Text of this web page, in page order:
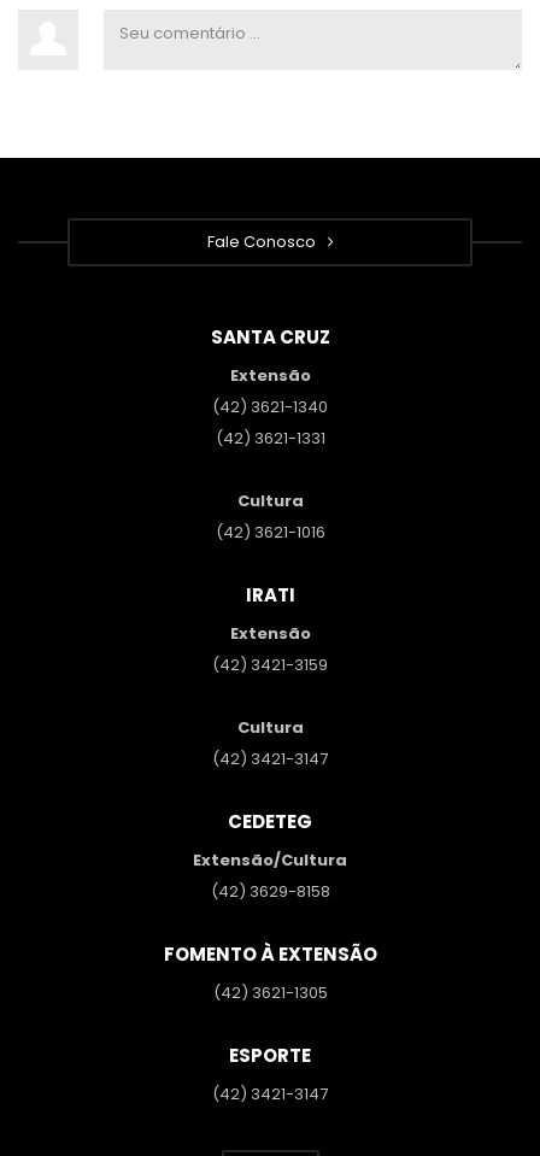
Fale Conosco
SANTA CRUZ
Extensão
(42) 3621-1340
(42) 3621-1331
Cultura
(42) 3621-1016
IRATI
Extensão
(42) 3421-3159
Cultura
(42) 3421-3147
CEDETEG
Extensão/Cultura
(42) 3629-8158
FOMENTO À EXTENSÃO
(42) 3621-1305
ESPORTE
(42) 3421-3147